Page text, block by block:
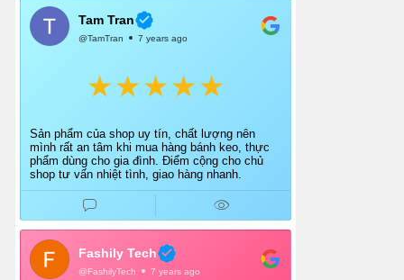
Tam Tran
@TamTran 7 years ago
Sản phẩm của shop uy tín, chất lượng nên
mình rất an tâm khi mua hàng bánh keo, thực
phẩm dùng cho gia đình. Điểm cộng cho chủ
shop tư vấn nhiệt tình, giao hàng nhanh.
Fashily Tech
@FashilyTech 7 years ago